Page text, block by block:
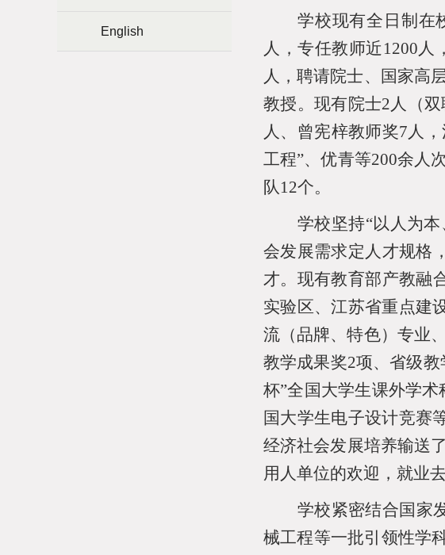
English
学校现有全日制在
人，专任教师近1200人
人，聘请院士、国家高
教授。现有院士2人（
人、曾宪梓教师奖7人
工程”、优青等200余人
队12个。
学校坚持“以人为
会发展需求定人才规格
才。现有教育部产教融
实验区、江苏省重点建
流（品牌、特色）专业
教学成果奖2项、省级教
杯”全国大学生课外学
国大学生电子设计竞赛
经济社会发展培养输送了
用人单位的欢迎，就业
学校紧密结合国家
械工程等一批引领性学